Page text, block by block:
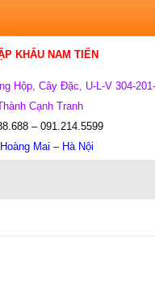
KHẨU NAM TIẾN
Hộp, Cây Đặc, U-L-V 304-
ành Cạnh Tranh
– 091.214.5599
Mai – Hà Nội